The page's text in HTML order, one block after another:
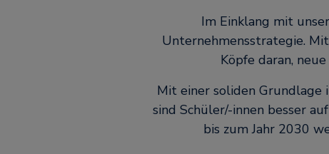
Im Einklang mit
Unternehmensstrategie.
Köpfe daran,
Mit einer soliden Grundlage
sind Schüler/-innen besser
bis zum Jahr 2030